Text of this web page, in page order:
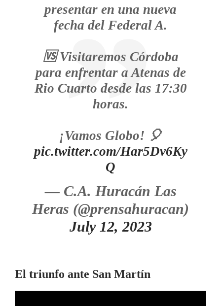
presentar en una nueva
fecha del Federal A.
🆚️ Visitaremos Córdoba
para enfrentar a Atenas de
Rio Cuarto desde las 17:30
horas.
¡Vamos Globo! 🎈
pic.twitter.com/Har5Dv6Ky
Q
— C.A. Huracán Las
Heras (@prensahuracan)
July 12, 2023
El triunfo ante San Martín